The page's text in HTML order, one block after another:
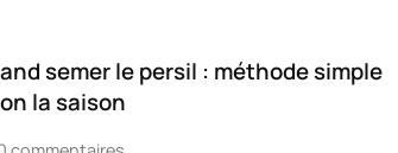
semer le persil : méthode simple
la saison